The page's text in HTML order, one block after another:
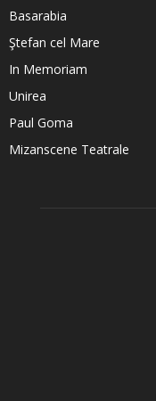
Basarabia
Ştefan cel Mare
In Memoriam
Unirea
Paul Goma
Mizanscene Teatrale